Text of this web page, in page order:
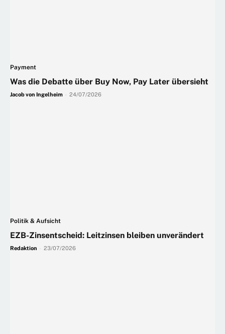
Payment
Was die Debatte über Buy Now, Pay Later übersieht
Jacob von Ingelheim 24/07/2026
Politik & Aufsicht
EZB-Zinsentscheid: Leitzinsen bleiben unverändert
Redaktion 23/07/2026